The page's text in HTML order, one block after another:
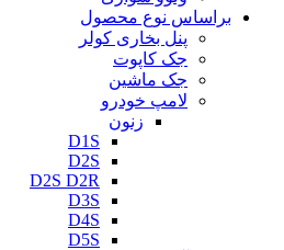
براساس نوع محصول
پنل بخاری کولر
جک کاپوت
جک ماشین
لامپ خودرو
زنون
D1S
D2S
D2S D2R
D3S
D4S
D5S